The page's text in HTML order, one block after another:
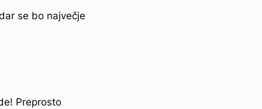
se bo največje
Preprosto